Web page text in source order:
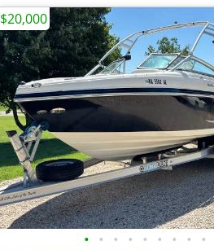
• • • • • • • • •
$20,000